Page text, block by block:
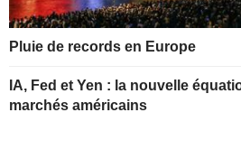
Pluie de records en Europe
IA, Fed et Yen : la nouvelle
marchés américains